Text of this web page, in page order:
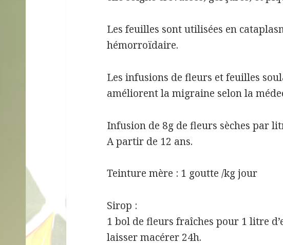
Les feuilles sont utilisées en
hémorroïdaire.
Les infusions de fleurs et feuilles
améliorent la migraine selon la
Infusion de 8g de fleurs sèches par
A partir de 12 ans.
Teinture mère : 1 goutte /kg jour
Sirop :
1 bol de fleurs fraîches pour 1 litre
laisser macérer 24h.